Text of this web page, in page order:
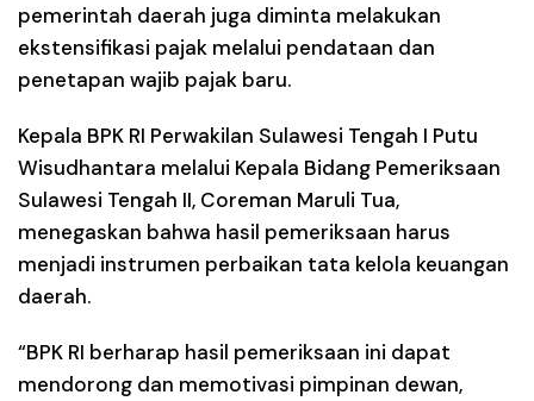
pemerintah daerah juga diminta melakukan
ekstensifikasi pajak melalui pendataan dan
penetapan wajib pajak baru.
Kepala BPK RI Perwakilan Sulawesi Tengah I Putu
Wisudhantara melalui Kepala Bidang Pemeriksaan
Sulawesi Tengah II, Coreman Maruli Tua,
menegaskan bahwa hasil pemeriksaan harus
menjadi instrumen perbaikan tata kelola keuangan
daerah.
“BPK RI berharap hasil pemeriksaan ini dapat
mendorong dan memotivasi pimpinan dewan,